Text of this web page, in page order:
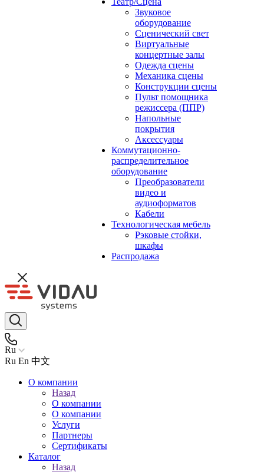
Звуковое
оборудование
Сценический свет
Виртуальные
концертные залы
Одежда сцены
Механика сцены
Конструкции сцены
Пульт помощника
режиссера (ППР)
Напольные
покрытия
Аксессуары
Коммутационно-
распределительное
оборудование
Преобразователи
видео и
аудиоформатов
Кабели
Технологическая мебель
Рэковые стойки,
шкафы
Распродажа
Ru
Ru En 中文
О компании
Назад
О компании
О компании
Услуги
Партнеры
Сертификаты
Каталог
Назад